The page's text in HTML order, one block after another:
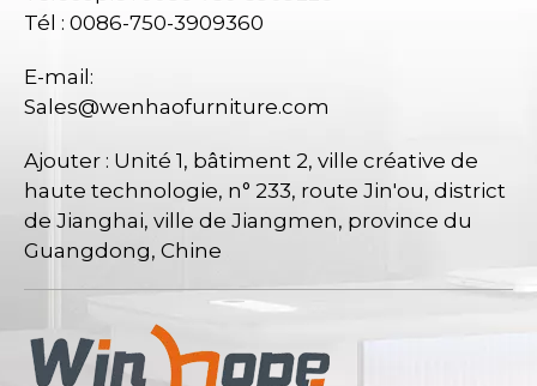
Tél : 0086-750-3909360
E-mail:
Sales@wenhaofurniture.com
Ajouter : Unité 1, bâtiment 2, ville créative de
haute technologie, n° 233, route Jin'ou, district
de Jianghai, ville de Jiangmen, province du
Guangdong, Chine